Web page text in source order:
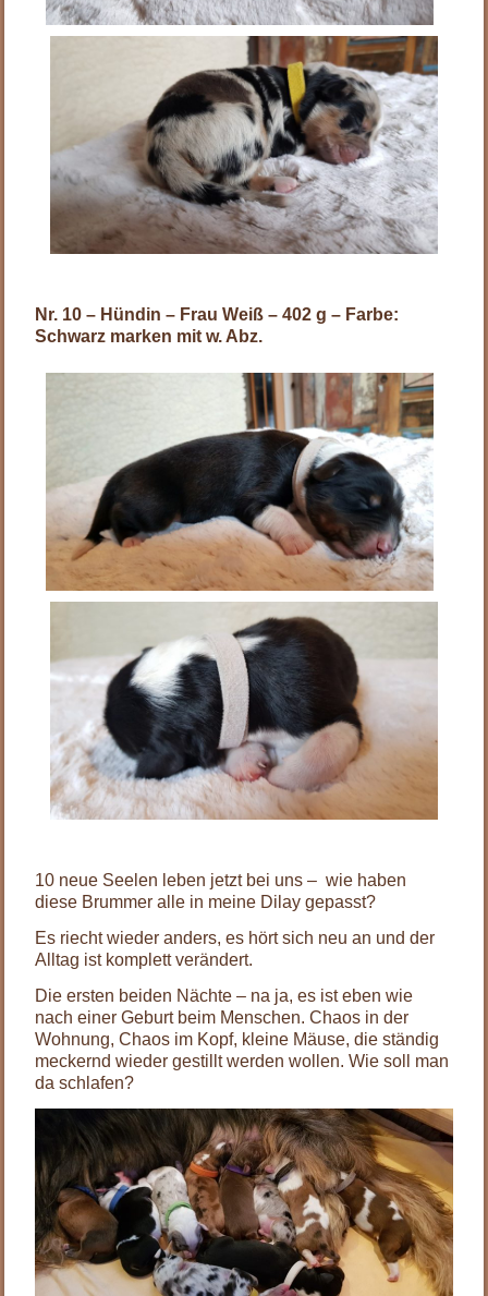
Nr. 10 – Hündin – Frau Weiß – 402 g – Farbe:
Schwarz marken mit w. Abz.
10 neue Seelen leben jetzt bei uns – wie haben
diese Brummer alle in meine Dilay gepasst?
Es riecht wieder anders, es hört sich neu an und der
Alltag ist komplett verändert.
Die ersten beiden Nächte – na ja, es ist eben wie
nach einer Geburt beim Menschen. Chaos in der
Wohnung, Chaos im Kopf, kleine Mäuse, die ständig
meckernd wieder gestillt werden wollen. Wie soll man
da schlafen?